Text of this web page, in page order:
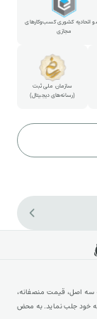
اتحادیه کشوری کسب‌وکارهای
مجازی
سازمان ملی ثبت
(رسانه‌های دیجیتال)
سه اصل، قیمت منصفانه،
خود جلب نماید. به محض